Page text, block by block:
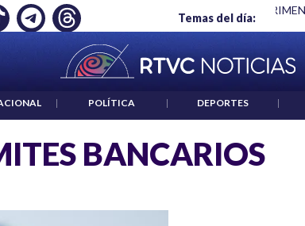
Temas del día:
EMPLEO: JP MORGAN "HABLAR NO ES UN
| POLÍTICA | DEPORTES |
BANCARIOS